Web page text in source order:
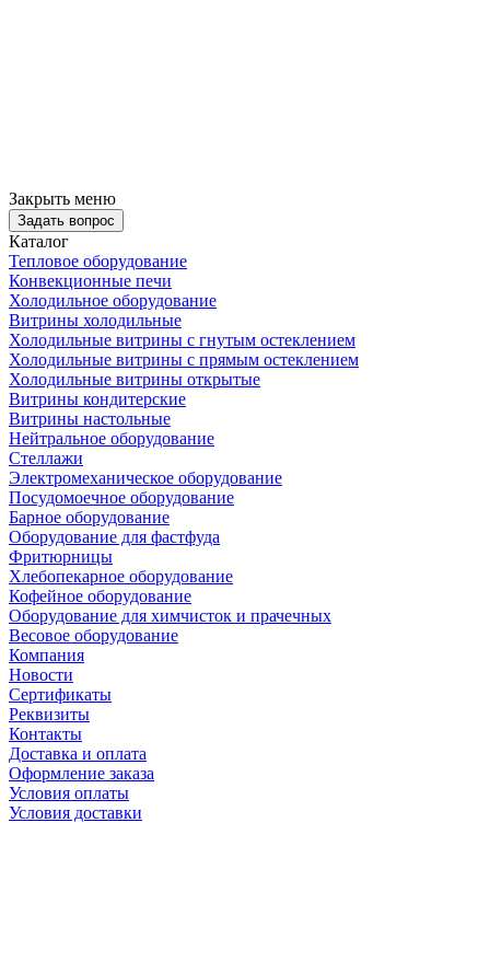
Закрыть меню
Задать вопрос
Каталог
Тепловое оборудование
Конвекционные печи
Холодильное оборудование
Витрины холодильные
Холодильные витрины с гнутым остеклением
Холодильные витрины с прямым остеклением
Холодильные витрины открытые
Витрины кондитерские
Витрины настольные
Нейтральное оборудование
Стеллажи
Электромеханическое оборудование
Посудомоечное оборудование
Барное оборудование
Оборудование для фастфуда
Фритюрницы
Хлебопекарное оборудование
Кофейное оборудование
Оборудование для химчисток и прачечных
Весовое оборудование
Компания
Новости
Сертификаты
Реквизиты
Контакты
Доставка и оплата
Оформление заказа
Условия оплаты
Условия доставки